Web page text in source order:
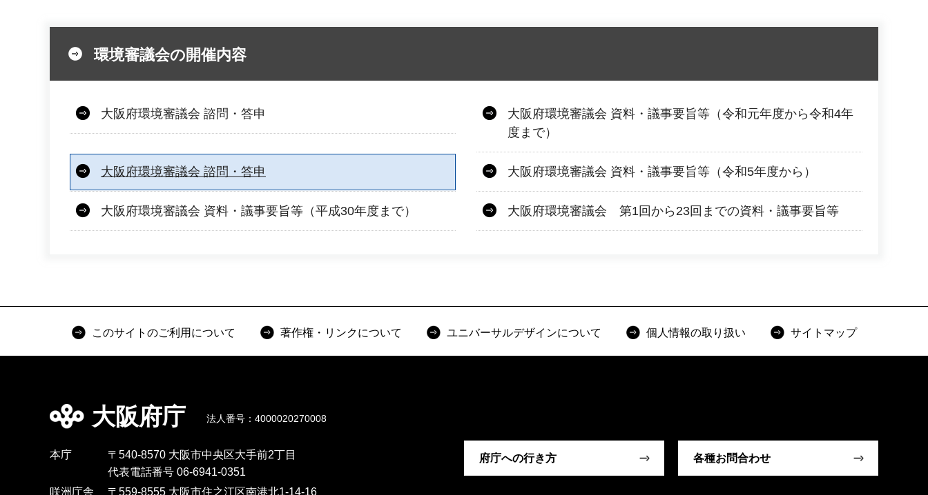
環境審議会の開催内容
大阪府環境審議会 諮問・答申
大阪府環境審議会 資料・議事要旨等（令和元年度から令和4年
度まで）
大阪府環境審議会 諮問・答申 大阪府環境審議会 資料・議事要旨等（令和5年度から）
大阪府環境審議会 資料・議事要旨等（平成30年度まで） 大阪府環境審議会 第1回から23回までの資料・議事要旨等
このサイトのご利用について 著作権・リンクについて ユニバーサルデザインについて 個人情報の取り扱い サイトマップ
大阪府庁 法人番号：4000020270008
本庁
〒540-8570 大阪市中央区大手前2丁目
代表電話番号 06-6941-0351
咲洲庁舎
〒559-8555 大阪市住之江区南港北1-14-16
府庁への行き方 各種お問合わせ